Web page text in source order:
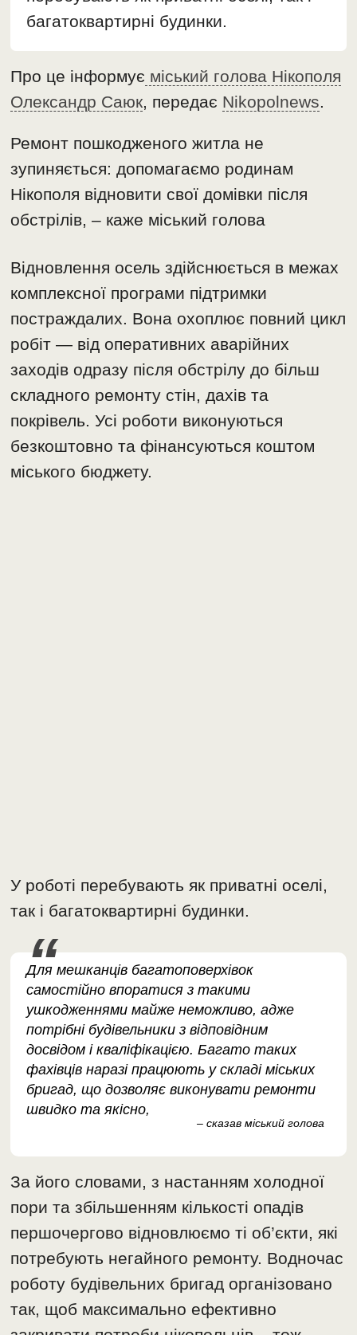
багатоквартирні будинки.
Про це інформує міський голова Нікополя
Олександр Саюк, передає Nikopolnews.
Ремонт пошкодженого житла не
зупиняється: допомагаємо родинам
Нікополя відновити свої домівки після
обстрілів, – каже міський голова
Відновлення осель здійснюється в межах
комплексної програми підтримки
постраждалих. Вона охоплює повний цикл
робіт — від оперативних аварійних
заходів одразу після обстрілу до більш
складного ремонту стін, дахів та
покрівель. Усі роботи виконуються
безкоштовно та фінансуються коштом
міського бюджету.
У роботі перебувають як приватні оселі,
так і багатоквартирні будинки.
Для мешканців багатоповерхівок
самостійно впоратися з такими
ушкодженнями майже неможливо, адже
потрібні будівельники з відповідним
досвідом і кваліфікацією. Багато таких
фахівців наразі працюють у складі міських
бригад, що дозволяє виконувати ремонти
швидко та якісно,
– сказав міський голова
За його словами, з настанням холодної
пори та збільшенням кількості опадів
першочергово відновлюємо ті об’єкти, які
потребують негайного ремонту. Водночас
роботу будівельних бригад організовано
так, щоб максимально ефективно